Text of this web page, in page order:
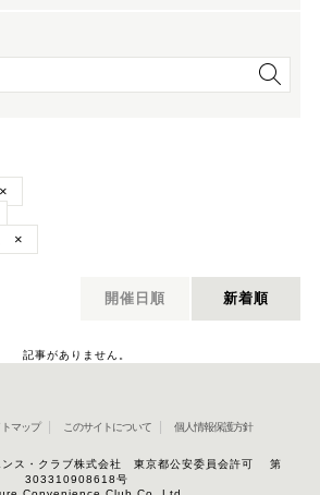
×
×
開催日順 新着順
記事がありません。
マップ このサイトについて 個人情報保護方針
ンス・クラブ株式会社 東京都公安委員会許可 第
303310908618号